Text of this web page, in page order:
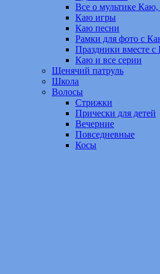
Все о мультике
Каю игры
Каю песни
Рамки для фото с
Праздники вместе
Каю и все серии
Щенячий патруль
Школа
Волосы
Стрижки
Прически для детей
Вечерние
Повседневные
Косы